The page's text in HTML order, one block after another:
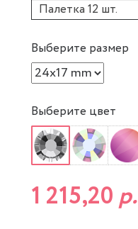
Палетка 12 шт.
Выберите размер
Выберите цвет
1 215,20р.